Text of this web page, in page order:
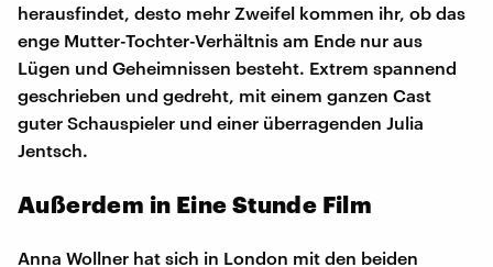
herausfindet, desto mehr Zweifel kommen ihr, ob das
enge Mutter-Tochter-Verhältnis am Ende nur aus
Lügen und Geheimnissen besteht. Extrem spannend
geschrieben und gedreht, mit einem ganzen Cast
guter Schauspieler und einer überragenden Julia
Jentsch.
Außerdem in Eine Stunde Film
Anna Wollner hat sich in London mit den beiden